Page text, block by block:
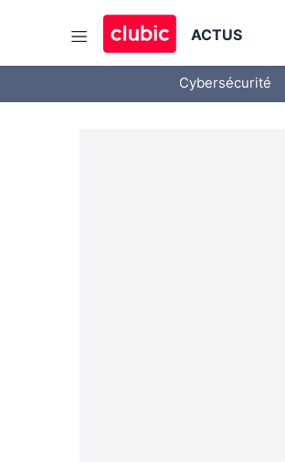
ACTUS
Cybersécurité